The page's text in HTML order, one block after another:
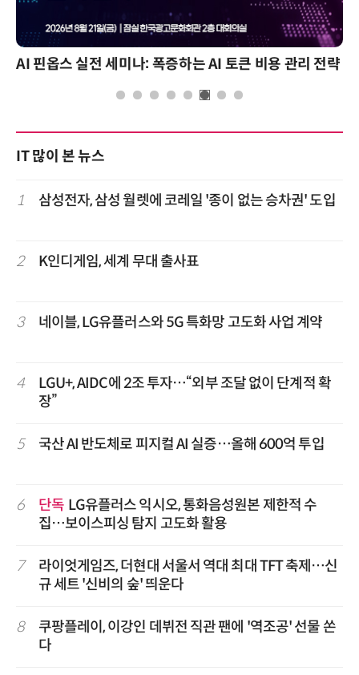
AI 핀옵스 실전 세미나: 폭증하는 AI 토큰 비용 관리 전략
IT 많이 본 뉴스
1 삼성전자, 삼성 월렛에 코레일 '종이 없는 승차권' 도입
2 K인디게임, 세계 무대 출사표
3 네이블, LG유플러스와 5G 특화망 고도화 사업 계약
4
LGU+, AIDC에 2조 투자…“외부 조달 없이 단계적 확
장”
5 국산 AI 반도체로 피지컬 AI 실증…올해 600억 투입
6 단독 LG유플러스 익시오, 통화음성원본 제한적 수
집…보이스피싱 탐지 고도화 활용
7
라이엇게임즈, 더현대 서울서 역대 최대 TFT 축제…신
규 세트 '신비의 숲' 띄운다
8
쿠팡플레이, 이강인 데뷔전 직관 팬에 '역조공' 선물 쏜
다